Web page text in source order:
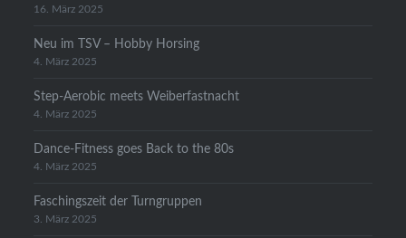
16. März 2025
Neu im TSV – Hobby Horsing
4. März 2025
Step-Aerobic meets Weiberfastnacht
4. März 2025
Dance-Fitness goes Back to the 80s
4. März 2025
Faschingszeit der Turngruppen
3. März 2025